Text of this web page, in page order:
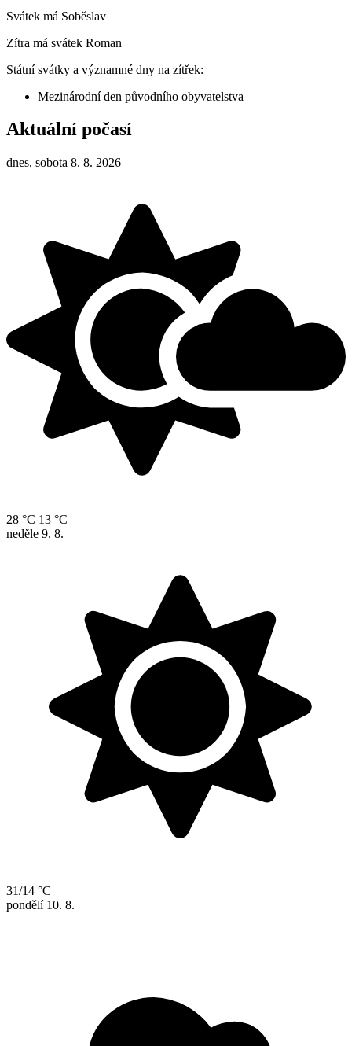
Svátek má Soběslav
Zítra má svátek Roman
Státní svátky a významné dny na zítřek:
Mezinárodní den původního obyvatelstva
Aktuální počasí
dnes, sobota 8. 8. 2026
28 °C 13 °C
neděle 9. 8.
31/14 °C
pondělí 10. 8.